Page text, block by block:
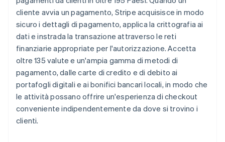
cliente avvia un pagamento, Stripe acquisisce in modo
sicuro i dettagli di pagamento, applica la crittografia ai
dati e instrada la transazione attraverso le reti
finanziarie appropriate per l'autorizzazione. Accetta
oltre 135 valute e un'ampia gamma di metodi di
pagamento, dalle carte di credito e di debito ai
portafogli digitali e ai bonifici bancari locali, in modo che
le attività possano offrire un'esperienza di checkout
conveniente indipendentemente da dove si trovino i
clienti.